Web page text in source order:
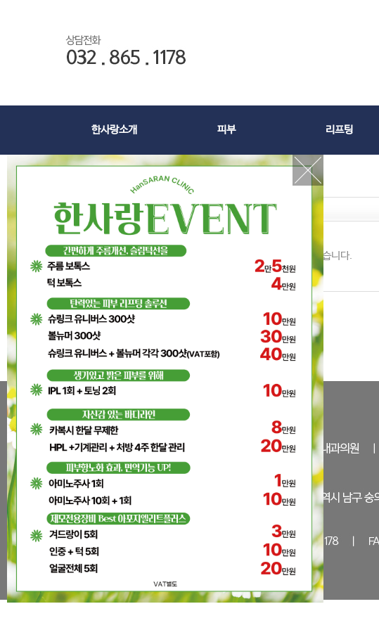
한사랑소개 피부 리프팅
이벤트
언론보도
온라인상담
게시물이 없습니다.